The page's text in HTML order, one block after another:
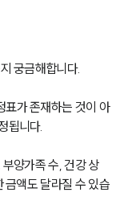
궁금해합니다.
표가 존재하는 것이 아
됩니다.
양가족 수, 건강 상
금액도 달라질 수 있습